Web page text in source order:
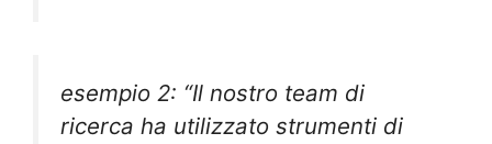
esempio 2: “Il nostro team di
ricerca ha utilizzato strumenti di